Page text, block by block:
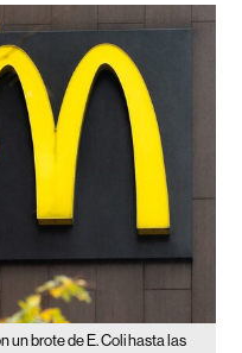
un brote de E. Coli hasta las